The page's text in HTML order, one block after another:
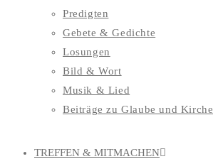
Predigten
Gebete & Gedichte
Losungen
Bild & Wort
Musik & Lied
Beiträge zu Glaube und Kirche
TREFFEN & MITMACHEN